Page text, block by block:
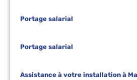
Portage salarial
Portage salarial
Assistance à votre installation à